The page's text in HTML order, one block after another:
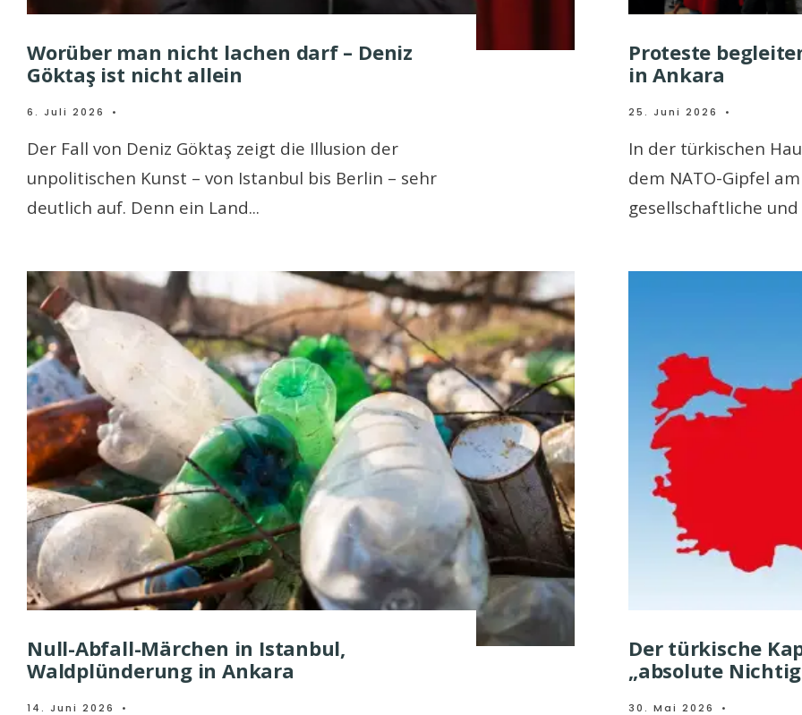
Worüber man nicht lachen darf – Deniz
Göktaş ist nicht allein
6. Juli 2026 •
Der Fall von Deniz Göktaş zeigt die Illusion der
unpolitischen Kunst – von Istanbul bis Berlin – sehr
deutlich auf. Denn ein Land...
Proteste
in Ankara
25. Juni 2026 •
In der türkischen
dem NATO-Gipfel
gesellschaftliche
Null-Abfall-Märchen in Istanbul,
Waldplünderung in Ankara
14. Juni 2026 •
Der türkische
„absolute
30. Mai 2026 •